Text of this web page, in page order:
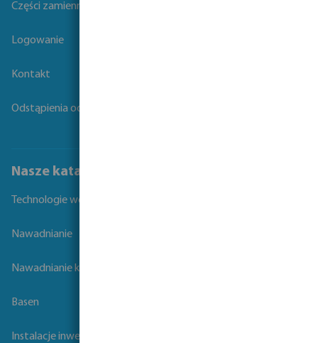
Części zamienne
Logowanie
Kontakt
Odstąpienia od umowy
Nasze katalogi
Technologie wodne
Nawadnianie
Nawadnianie krajobrazu
Basen
Instalacje inwentarskie